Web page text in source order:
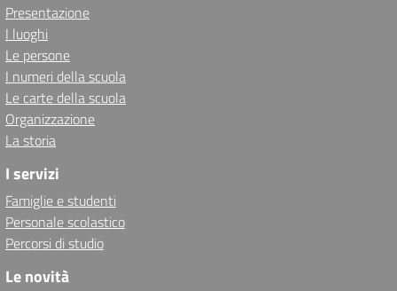
Presentazione
I luoghi
Le persone
I numeri della scuola
Le carte della scuola
Organizzazione
La storia
I servizi
Famiglie e studenti
Personale scolastico
Percorsi di studio
Le novità